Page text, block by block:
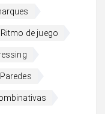
de juego
Paredes